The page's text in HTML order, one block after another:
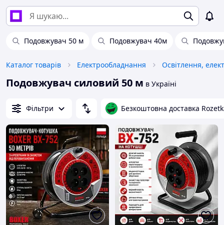
Подовжувач 50 м Подовжувач 40м
Каталог товарів Електрообладнання Освітлення,
Подовжувач силовий 50 м в Україні
Фільтри Безкоштовна доставка